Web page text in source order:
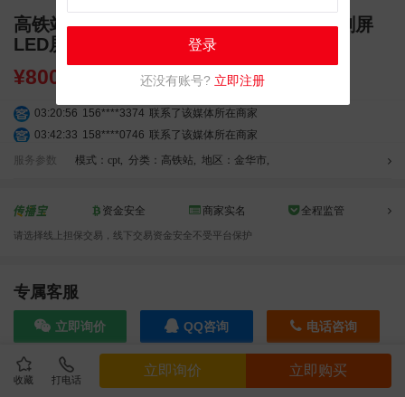
收藏 打电话
立即询价 立即购买
高铁站广告 金华高铁站广告 金华站 独立刷屏
LED屏幕广告
¥8000.00
03:20:56 156****3374 联系了该媒体所在商家
03:42:33 158****0746 联系了该媒体所在商家
01:59:39 189****2617
联系了该媒体所在商家
01:50:54
192****2334
联系了该媒体所在商家
10:08:47
02:32:27 176****3456 联系了该媒体所在商家
04:09:07 182****6963
联系了该媒体所在商家
130****3379 联系了该媒体所在商家
08:36:41
191****0991 联系了该媒体所在商家
服务参数 模式：cpt, 分类：高铁站, 地区：金华市,
资金安全 商家实名 全程监管
请选择线上担保交易，线下交易资金安全不受平台保护
专属客服
立即询价 QQ咨询 电话咨询
效果截图
登录
还没有账号? 立即注册